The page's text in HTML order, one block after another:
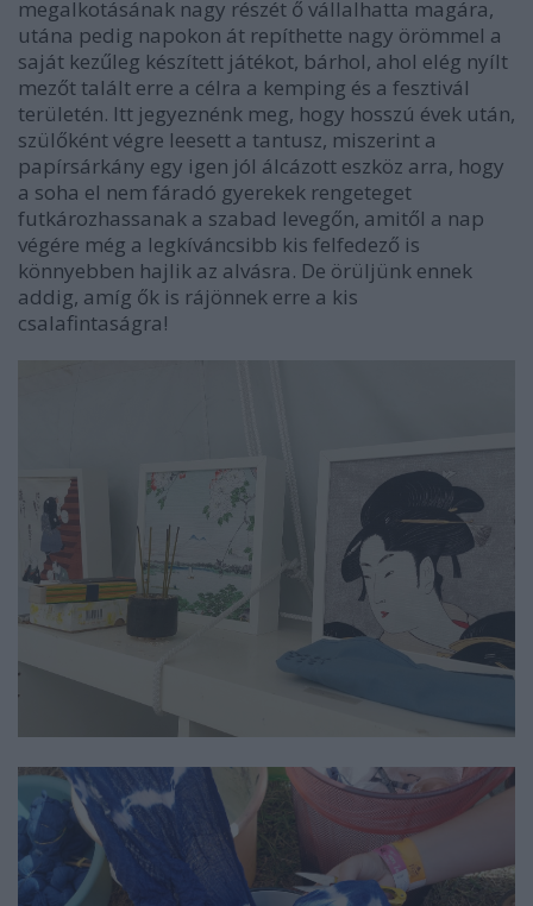
megalkotásának nagy részét ő vállalhatta magára,
utána pedig napokon át repíthette nagy örömmel a
saját kezűleg készített játékot, bárhol, ahol elég nyílt
mezőt talált erre a célra a kemping és a fesztivál
területén. Itt jegyeznénk meg, hogy hosszú évek után,
szülőként végre leesett a tantusz, miszerint a
papírsárkány egy igen jól álcázott eszköz arra, hogy
a soha el nem fáradó gyerekek rengeteget
futkározhassanak a szabad levegőn, amitől a nap
végére még a legkíváncsibb kis felfedező is
könnyebben hajlik az alvásra. De örüljünk ennek
addig, amíg ők is rájönnek erre a kis
csalafintaságra!